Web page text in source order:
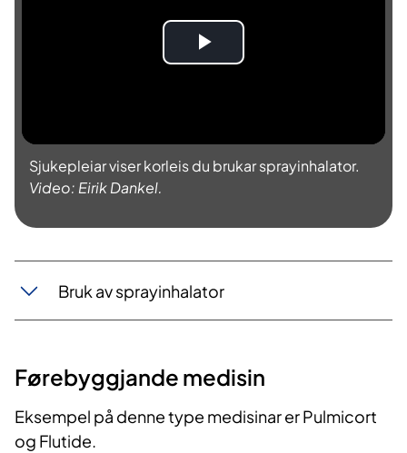
S
e
a
v
v
d
e
Sjukepleiar viser korleis du brukar sprayinhalator.
Video: Eirik Dankel.
Bruk av sprayinhalator
Førebyggjande medisin
Eksempel på denne type medisinar er Pulmicort
og Flutide.